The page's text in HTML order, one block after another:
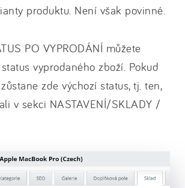
produktu. Není však povinné.
PO VYPRODÁNÍ můžete
vyprodaného zboží. Pokud
zde výchozí status, tj. ten,
v sekci NASTAVENÍ/SKLADY /